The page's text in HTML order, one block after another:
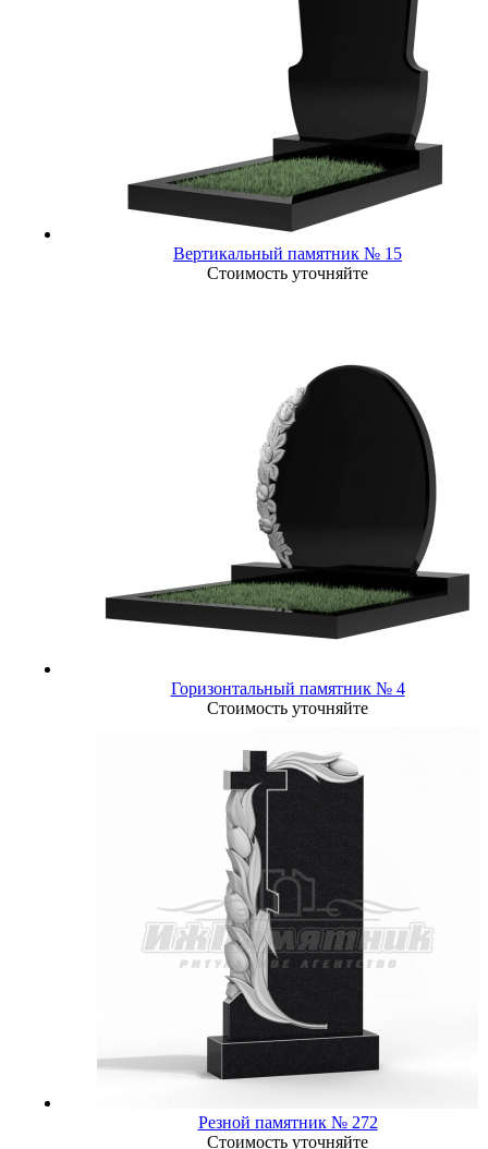
Вертикальный памятник № 15
Стоимость уточняйте
Горизонтальный памятник № 4
Стоимость уточняйте
Резной памятник № 272
Стоимость уточняйте